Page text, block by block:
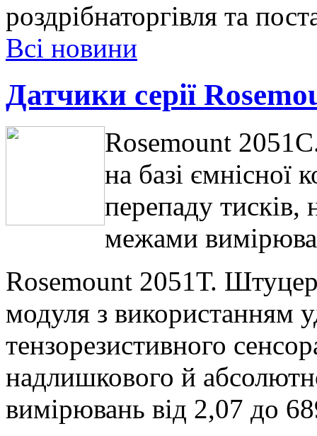
роздрібнаторгівля та
Всі новини
Датчики серії
Rosemount
на базі ємнісної
перепаду тисків,
межами
Rosemount 2051Т.
модуля з використанням
тензорезистивного
надлишкового й
вимірювань від 2,07 до